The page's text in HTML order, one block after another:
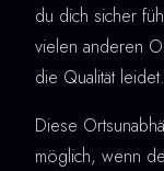
du dich sicher
vielen anderen
die Qualität leidet.
Diese
möglich, wenn